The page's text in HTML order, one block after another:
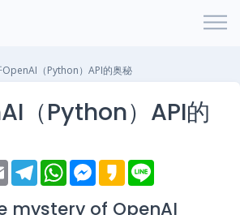
OpenAI（Python）API的奥秘
（Python）API的
E
m
T
e
e
W
h
t
M
e
s
K
a
a e
mystery of OpenAI